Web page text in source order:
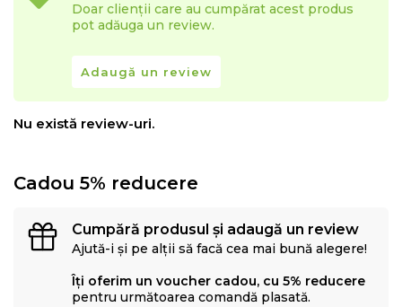
Doar clienții care au cumpărat acest produs
pot adăuga un review.
Adaugă un review
Nu există review-uri.
Cadou 5% reducere
Cumpără produsul și adaugă un review
Ajută-i și pe alții să facă cea mai bună alegere!
Îți oferim un voucher cadou, cu 5% reducere
pentru următoarea comandă plasată.